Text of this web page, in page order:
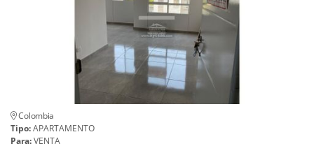
Colombia
Tipo:APARTAMENTO
Para:VENTA